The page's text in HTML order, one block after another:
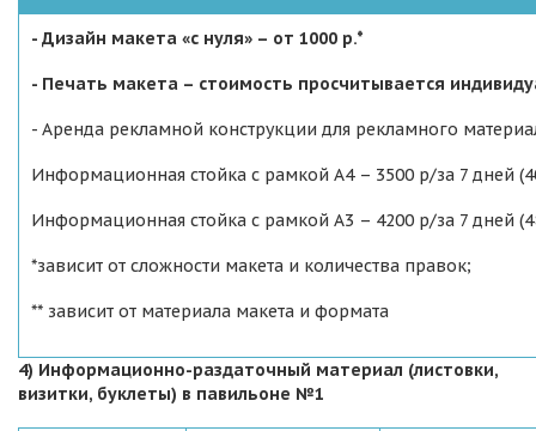
- Дизайн макета «с нуля» – от 1000 р.*
- Печать макета – стоимость просчитывается
- Аренда рекламной конструкции для рекламного
Информационная стойка с рамкой А4 – 3500 р/за 7 дней
Информационная стойка с рамкой А3 – 4200 р/за 7 дней
*зависит от сложности макета и количества правок;
** зависит от материала макета и формата
4) Информационно-раздаточный материал (листовки,
визитки, буклеты) в павильоне №1